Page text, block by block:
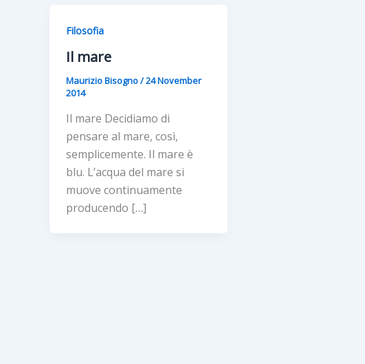
Filosofia
Il mare
Maurizio Bisogno/24 November
2014
Il mare Decidiamo di
pensare al mare, così,
semplicemente. Il mare è
blu. L’acqua del mare si
muove continuamente
producendo […]